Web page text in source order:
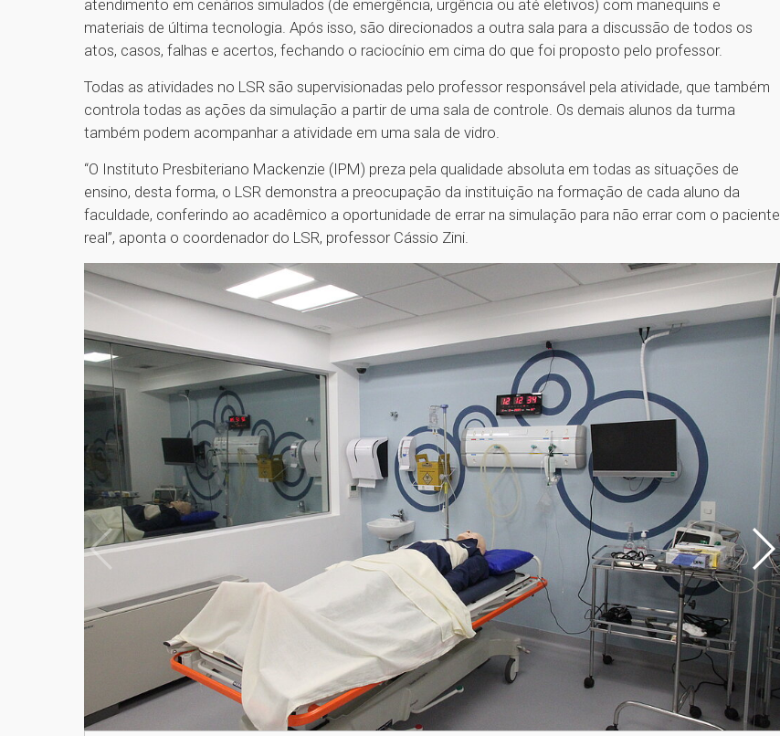
atendimento em cenários simulados (de emergência, urgência ou até eletivos) com manequins e
materiais de última tecnologia. Após isso, são direcionados a outra sala para a discussão de todos os
atos, casos, falhas e acertos, fechando o raciocínio em cima do que foi proposto pelo professor.
Todas as atividades no LSR são supervisionadas pelo professor responsável pela atividade, que também
controla todas as ações da simulação a partir de uma sala de controle. Os demais alunos da turma
também podem acompanhar a atividade em uma sala de vidro.
“O Instituto Presbiteriano Mackenzie (IPM) preza pela qualidade absoluta em todas as situações de
ensino, desta forma, o LSR demonstra a preocupação da instituição na formação de cada aluno da
faculdade, conferindo ao acadêmico a oportunidade de errar na simulação para não errar com o paciente
real”, aponta o coordenador do LSR, professor Cássio Zini.